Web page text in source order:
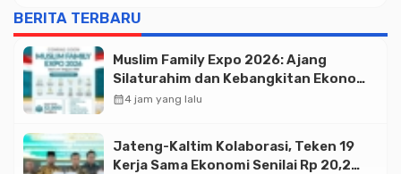
BERITA TERBARU
Muslim Family Expo 2026: Ajang
Silaturahim dan Kebangkitan Ekonomi
Halal di Jakarta
calendar_month4 jam yang lalu
Jateng-Kaltim Kolaborasi, Teken 19
Kerja Sama Ekonomi Senilai Rp 20,2